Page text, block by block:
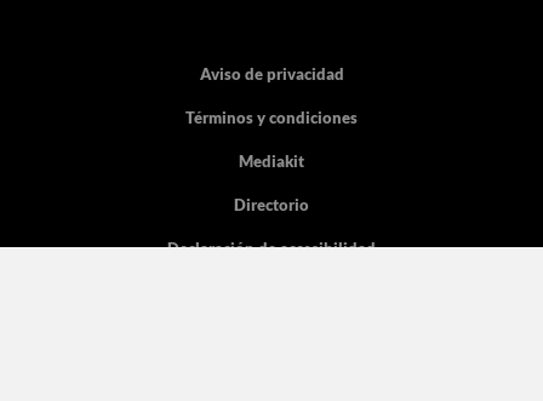
Aviso de privacidad
Términos y condiciones
Mediakit
Directorio
Declaración de accesibilidad